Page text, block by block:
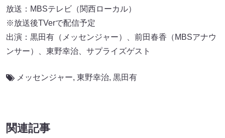
放送：MBSテレビ（関西ローカル）
※放送後TVerで配信予定
出演：黒田有（メッセンジャー）、前田春香（MBSアナウ
ンサー）、東野幸治、サプライズゲスト
メッセンジャー, 東野幸治, 黒田有
関連記事